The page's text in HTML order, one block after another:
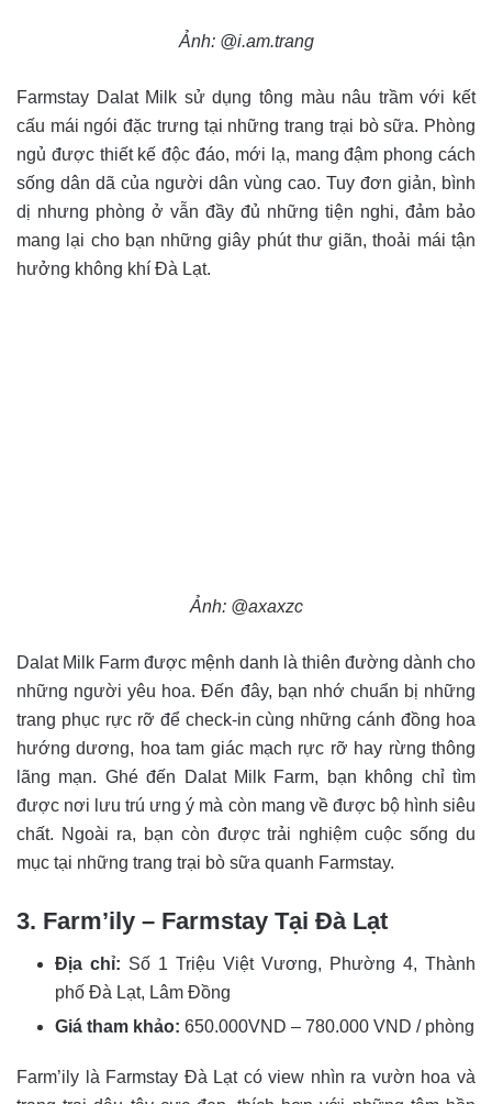
Ảnh: @i.am.trang
Farmstay Dalat Milk sử dụng tông màu nâu trầm với kết
cấu mái ngói đặc trưng tại những trang trại bò sữa. Phòng
ngủ được thiết kế độc đáo, mới lạ, mang đậm phong cách
sống dân dã của người dân vùng cao. Tuy đơn giản, bình
dị nhưng phòng ở vẫn đầy đủ những tiện nghi, đảm bảo
mang lại cho bạn những giây phút thư giãn, thoải mái tận
hưởng không khí Đà Lạt.
Ảnh: @axaxzc
Dalat Milk Farm được mệnh danh là thiên đường dành cho
những người yêu hoa. Đến đây, bạn nhớ chuẩn bị những
trang phục rực rỡ để check-in cùng những cánh đồng hoa
hướng dương, hoa tam giác mạch rực rỡ hay rừng thông
lãng mạn. Ghé đến Dalat Milk Farm, bạn không chỉ tìm
được nơi lưu trú ưng ý mà còn mang về được bộ hình siêu
chất. Ngoài ra, bạn còn được trải nghiệm cuộc sống du
mục tại những trang trại bò sữa quanh Farmstay.
3. Farm’ily – Farmstay Tại Đà Lạt
Địa chỉ: Số 1 Triệu Việt Vương, Phường 4, Thành
phố Đà Lạt, Lâm Đồng
Giá tham khảo: 650.000VND – 780.000 VND / phòng
Farm’ily là Farmstay Đà Lạt có view nhìn ra vườn hoa và